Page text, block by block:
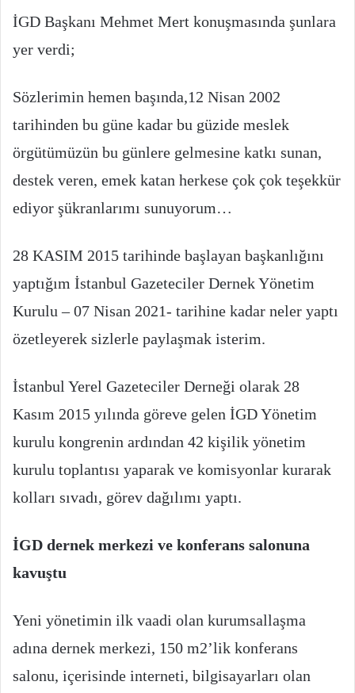
İGD Başkanı Mehmet Mert konuşmasında şunlara
yer verdi;
Sözlerimin hemen başında,12 Nisan 2002
tarihinden bu güne kadar bu güzide meslek
örgütümüzün bu günlere gelmesine katkı sunan,
destek veren, emek katan herkese çok çok teşekkür
ediyor şükranlarımı sunuyorum…
28 KASIM 2015 tarihinde başlayan başkanlığını
yaptığım İstanbul Gazeteciler Dernek Yönetim
Kurulu – 07 Nisan 2021- tarihine kadar neler yaptı
özetleyerek sizlerle paylaşmak isterim.
İstanbul Yerel Gazeteciler Derneği olarak 28
Kasım 2015 yılında göreve gelen İGD Yönetim
kurulu kongrenin ardından 42 kişilik yönetim
kurulu toplantısı yaparak ve komisyonlar kurarak
kolları sıvadı, görev dağılımı yaptı.
İGD dernek merkezi ve konferans salonuna
kavuştu
Yeni yönetimin ilk vaadi olan kurumsallaşma
adına dernek merkezi, 150 m2’lik konferans
salonu, içerisinde interneti, bilgisayarları olan